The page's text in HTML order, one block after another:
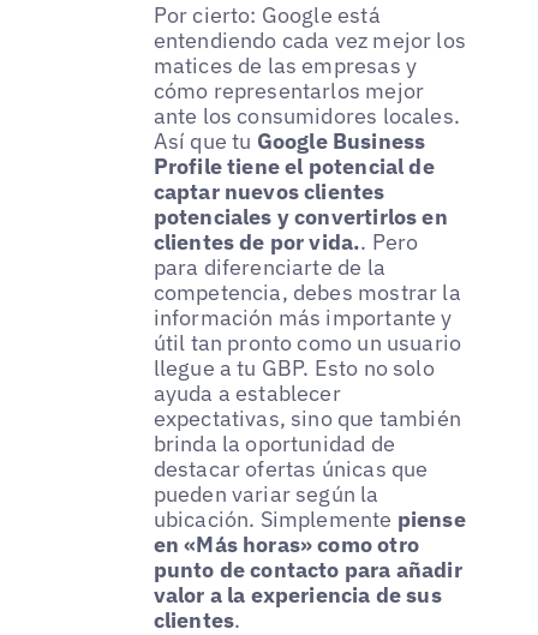
Por cierto: Google está
entendiendo cada vez mejor los
matices de las empresas y
cómo representarlos mejor
ante los consumidores locales.
Así que tu Google Business
Profile tiene el potencial de
captar nuevos clientes
potenciales y convertirlos en
clientes de por vida.. Pero
para diferenciarte de la
competencia, debes mostrar la
información más importante y
útil tan pronto como un usuario
llegue a tu GBP. Esto no solo
ayuda a establecer
expectativas, sino que también
brinda la oportunidad de
destacar ofertas únicas que
pueden variar según la
ubicación. Simplemente piense
en «Más horas» como otro
punto de contacto para añadir
valor a la experiencia de sus
clientes.